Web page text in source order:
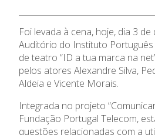
O
Instalações
Ofertas de emprego
Regulamentos
Jornal “O Coreto”
Privacidade
Oferta
Atividades de Interrupção
Letiva
Academia de Línguas
Ensino
Termalismo
Curso de Técnico/a de Apoio
à Família e à Comunidade
Ofertas de Emprego
Ano
de Educação
SIGE
Secretariado de Exames
Foi levada à cena, hoje, dia 3
Auditório do Instituto Português
de teatro “ID a tua marca na
pelos atores Alexandre Silva,
Aldeia e Vicente Morais.
Integrada no projeto
Fundação Portugal Telecom,
questões relacionadas com a